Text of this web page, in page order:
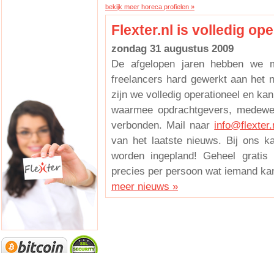
bekijk meer horeca profielen »
Flexter.nl is volledig
zondag 31 augustus 2009
De afgelopen jaren hebben we
freelancers hard gewerkt aan het
zijn we volledig operationeel en
waarmee opdrachtgevers,
verbonden. Mail naar
van het laatste nieuws. Bij ons
worden ingepland! Geheel
precies per persoon wat iemand
meer nieuws »